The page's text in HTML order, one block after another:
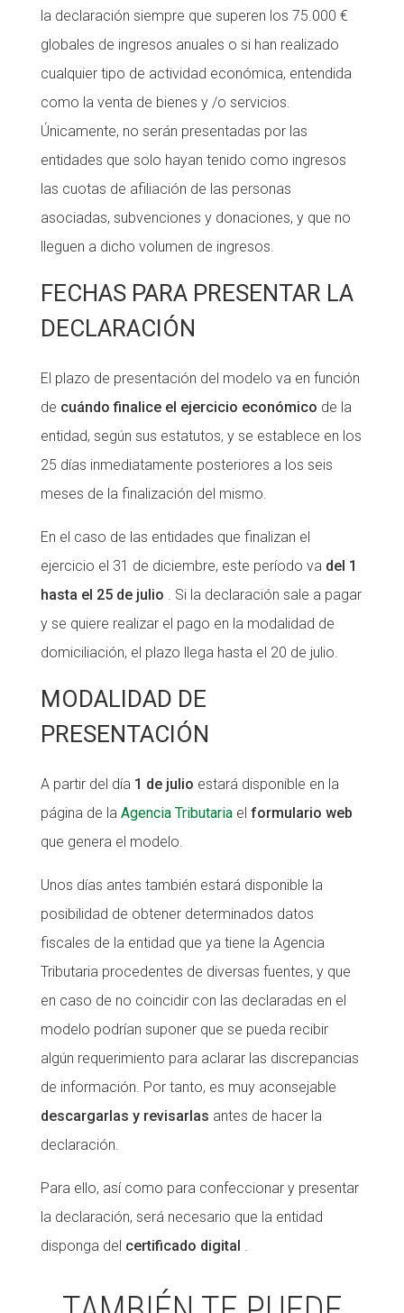
la declaración siempre que superen los 75.000 €
globales de ingresos anuales o si han realizado
cualquier tipo de actividad económica, entendida
como la venta de bienes y /o servicios.
Únicamente, no serán presentadas por las
entidades que solo hayan tenido como ingresos
las cuotas de afiliación de las personas
asociadas, subvenciones y donaciones, y que no
lleguen a dicho volumen de ingresos.
FECHAS PARA PRESENTAR LA
DECLARACIÓN
El plazo de presentación del modelo va en función
de cuándo finalice el ejercicio económico de la
entidad, según sus estatutos, y se establece en los
25 días inmediatamente posteriores a los seis
meses de la finalización del mismo.
En el caso de las entidades que finalizan el
ejercicio el 31 de diciembre, este período va del 1
hasta el 25 de julio . Si la declaración sale a pagar
y se quiere realizar el pago en la modalidad de
domiciliación, el plazo llega hasta el 20 de julio.
MODALIDAD DE
PRESENTACIÓN
A partir del día 1 de julio estará disponible en la
página de la Agencia Tributariael formulario web
que genera el modelo.
Unos días antes también estará disponible la
posibilidad de obtener determinados datos
fiscales de la entidad que ya tiene la Agencia
Tributaria procedentes de diversas fuentes, y que
en caso de no coincidir con las declaradas en el
modelo podrían suponer que se pueda recibir
algún requerimiento para aclarar las discrepancias
de información. Por tanto, es muy aconsejable
descargarlas y revisarlas antes de hacer la
declaración.
Para ello, así como para confeccionar y presentar
la declaración, será necesario que la entidad
disponga del certificado digital .